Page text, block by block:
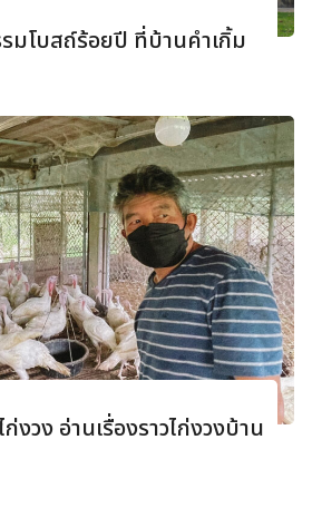
มโบสถ์ร้อยปี ที่บ้านคําเกิ้ม
งวง อ่านเรื่องราวไก่งวงบ้าน